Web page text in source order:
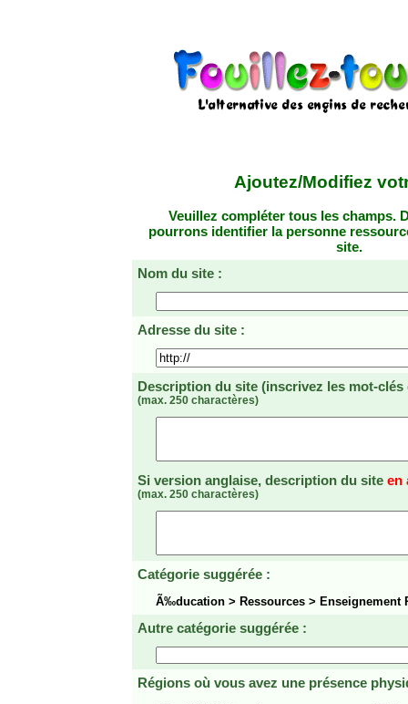
Ajoutez/Modifiez
Veuillez compléter tous les champs.
pourrons identifier la personne
site.
Nom du site :
Adresse du site :
Description du site (inscrivez les mot-
(max. 250 charactères)
Si version anglaise, description du site en
(max. 250 charactères)
Catégorie suggérée :
Ã‰ducation > Ressources > Enseignement
Autre catégorie suggérée :
Régions où vous avez une présence